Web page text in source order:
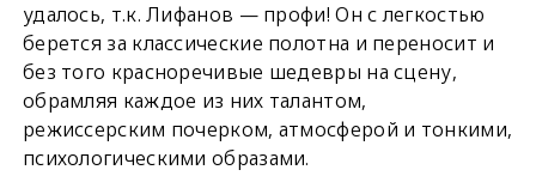
удалось, т.к. Лифанов — профи! Он с легкостью
берется за классические полотна и переносит и
без того красноречивые шедевры на сцену,
обрамляя каждое из них талантом,
режиссерским почерком, атмосферой и тонкими,
психологическими образами.